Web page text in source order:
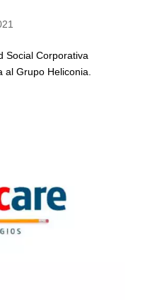
Social Corporativa
Grupo Heliconia.